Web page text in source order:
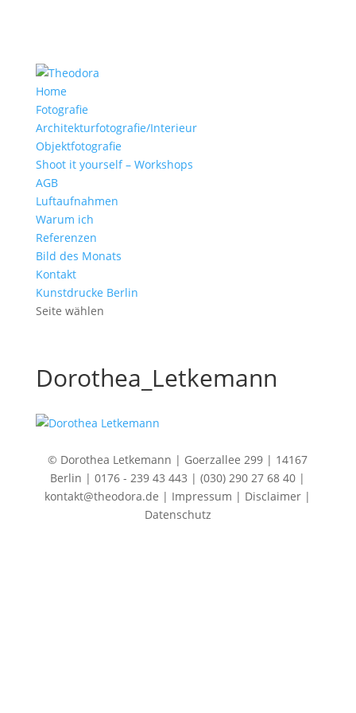
Home
Fotografie
Architekturfotografie/Interieur
Objektfotografie
Shoot it yourself – Workshops
AGB
Luftaufnahmen
Warum ich
Referenzen
Bild des Monats
Kontakt
Kunstdrucke Berlin
Seite wählen
Dorothea_Letkemann
© Dorothea Letkemann | Goerzallee 299 | 14167
Berlin | 0176 - 239 43 443 | (030) 290 27 68 40 |
kontakt@theodora.de | Impressum | Disclaimer |
Datenschutz